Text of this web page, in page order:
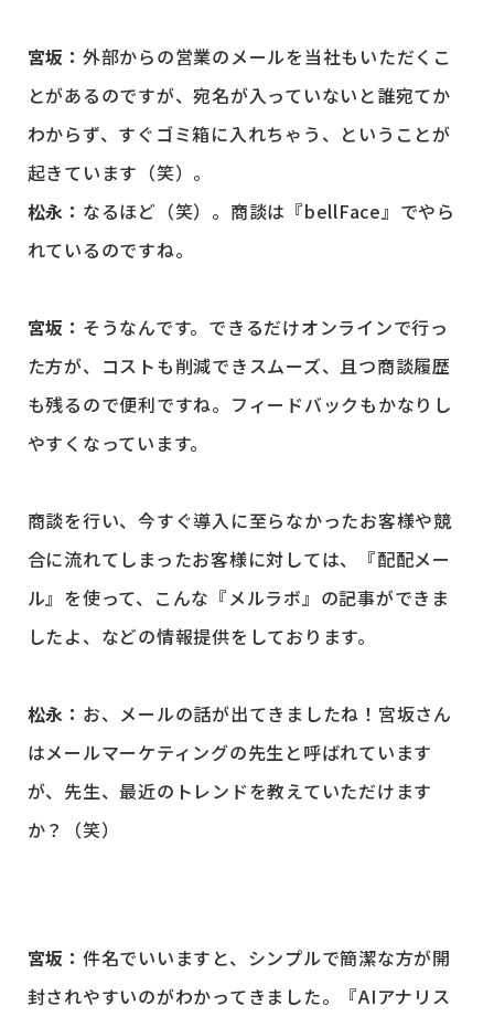
宮坂： 外部からの営業のメールを当社もいただくこ
とがあるのですが、宛名が入っていないと誰宛てか
わからず、すぐゴミ箱に入れちゃう、ということが
起きています（笑）。
松永： なるほど（笑）。商談は『bellFace』でやら
れているのですね。
宮坂： そうなんです。できるだけオンラインで行っ
た方が、コストも削減できスムーズ、且つ商談履歴
も残るので便利ですね。フィードバックもかなりし
やすくなっています。
商談を行い、今すぐ導入に至らなかったお客様や競
合に流れてしまったお客様に対しては、『配配メー
ル』を使って、こんな『メルラボ』の記事ができま
したよ、などの情報提供をしております。
松永： お、メールの話が出てきましたね！宮坂さん
はメールマーケティングの先生と呼ばれています
が、先生、最近のトレンドを教えていただけます
か？（笑）
宮坂： 件名でいいますと、シンプルで簡潔な方が開
封されやすいのがわかってきました。『AIアナリス